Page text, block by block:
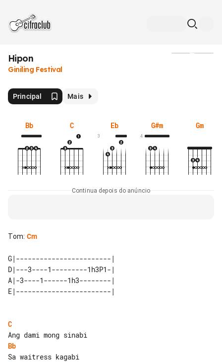
Hipon
Giniling Festival
Principal Mais
Bb C Eb
3
G#m
4
Gm
Continua depois do anúncio
Tom: Cm
G|------------------------|
D|---3----1---------1h3P1-|
A|-3----1------1h3--------|
C
Bb